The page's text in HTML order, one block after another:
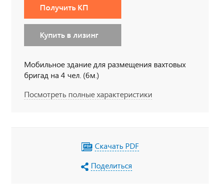
Получить КП
Купить в лизинг
Мобильное здание для размещения вахтовых
бригад на 4 чел. (6м.)
Посмотреть полные характеристики
Скачать PDF
Поделиться